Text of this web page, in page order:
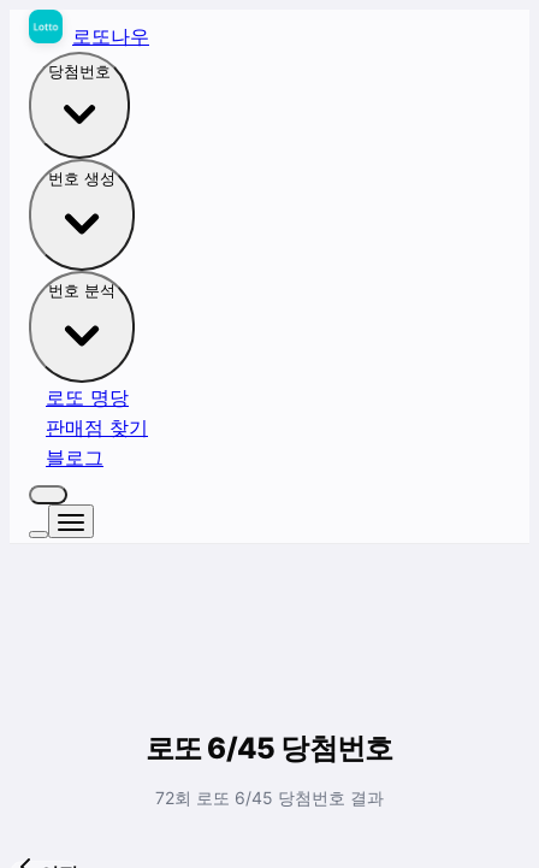
로또나우
당첨번호
번호 생성
번호 분석
로또 명당
판매점 찾기
블로그
로또 6/45 당첨번호
72회 로또 6/45 당첨번호 결과